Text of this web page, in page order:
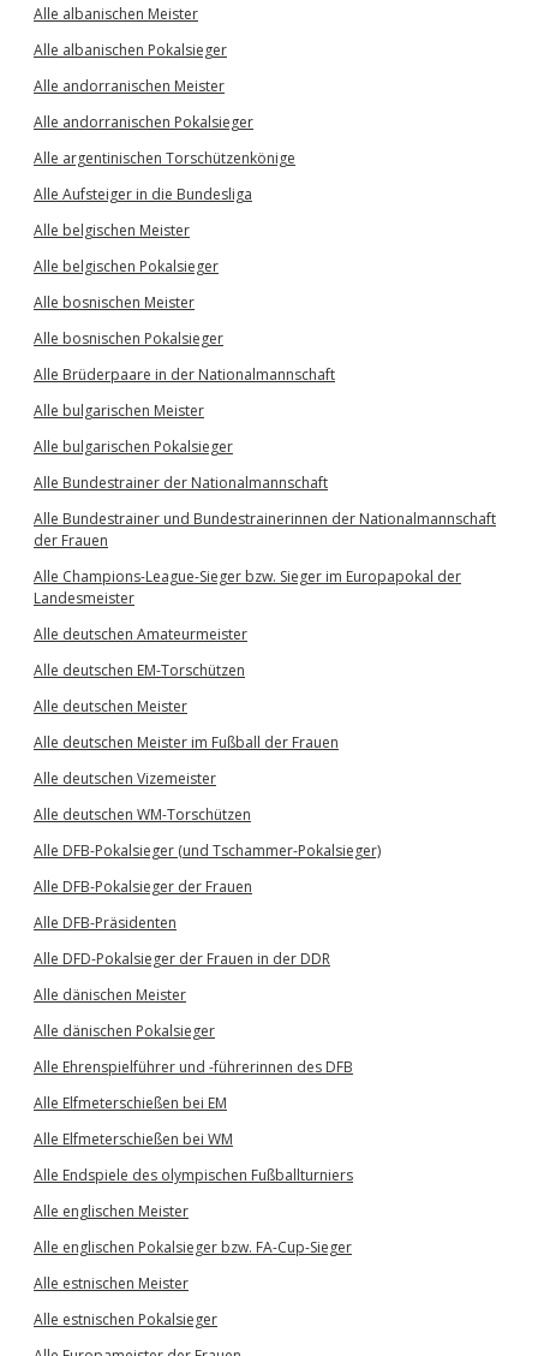
Alle albanischen Meister
Alle albanischen Pokalsieger
Alle andorranischen Meister
Alle andorranischen Pokalsieger
Alle argentinischen Torschützenkönige
Alle Aufsteiger in die Bundesliga
Alle belgischen Meister
Alle belgischen Pokalsieger
Alle bosnischen Meister
Alle bosnischen Pokalsieger
Alle Brüderpaare in der Nationalmannschaft
Alle bulgarischen Meister
Alle bulgarischen Pokalsieger
Alle Bundestrainer der Nationalmannschaft
Alle Bundestrainer und Bundestrainerinnen der Nationalmannschaft
der Frauen
Alle Champions-League-Sieger bzw. Sieger im Europapokal der
Landesmeister
Alle deutschen Amateurmeister
Alle deutschen EM-Torschützen
Alle deutschen Meister
Alle deutschen Meister im Fußball der Frauen
Alle deutschen Vizemeister
Alle deutschen WM-Torschützen
Alle DFB-Pokalsieger (und Tschammer-Pokalsieger)
Alle DFB-Pokalsieger der Frauen
Alle DFB-Präsidenten
Alle DFD-Pokalsieger der Frauen in der DDR
Alle dänischen Meister
Alle dänischen Pokalsieger
Alle Ehrenspielführer und -führerinnen des DFB
Alle Elfmeterschießen bei EM
Alle Elfmeterschießen bei WM
Alle Endspiele des olympischen Fußballturniers
Alle englischen Meister
Alle englischen Pokalsieger bzw. FA-Cup-Sieger
Alle estnischen Meister
Alle estnischen Pokalsieger